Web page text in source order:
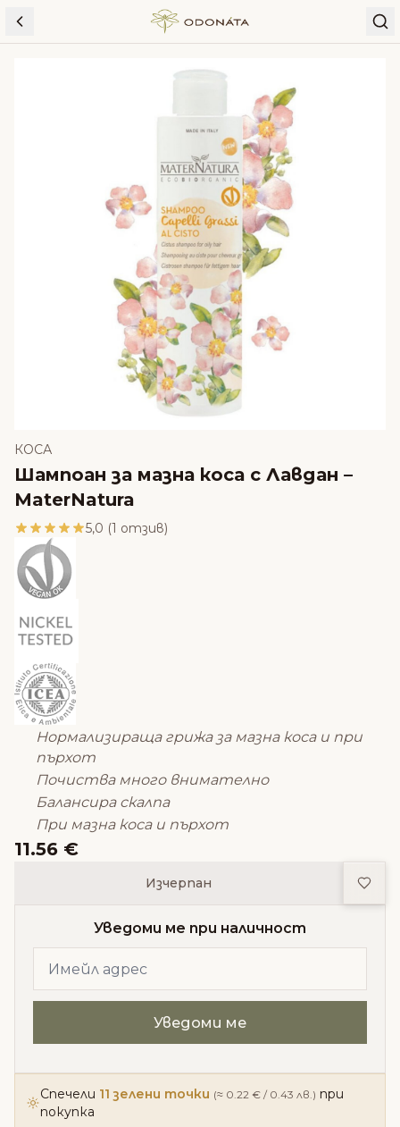
Skip to content
КОСА
Шампоан за мазна коса с Лавдан –
MaterNatura
5,0 (1 отзив)
Нормализираща грижа за мазна коса и при
пърхот
Почиства много внимателно
Балансира скалпа
При мазна коса и пърхот
11.56 €
Изчерпан
Уведоми ме при наличност
Спечели 11 зелени точки (≈ 0.22 € / 0.43 лв.) при
покупка